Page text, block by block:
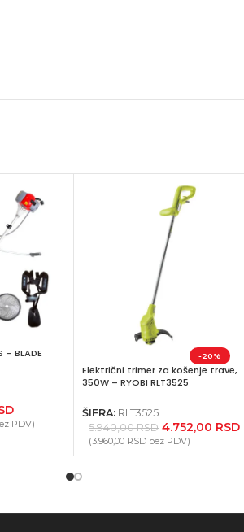
BLADE
PDV)
-20%
Električni trimer za košenje trave,
350W – RYOBI RLT3525
ŠIFRA: RLT3525
5.940,00RSD 4.752,00 RSD
(3.960,00 RSD bez PDV)